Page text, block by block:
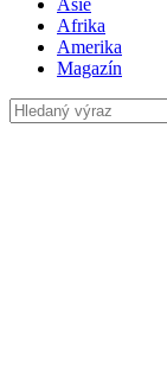
Afrika
Amerika
Magazín